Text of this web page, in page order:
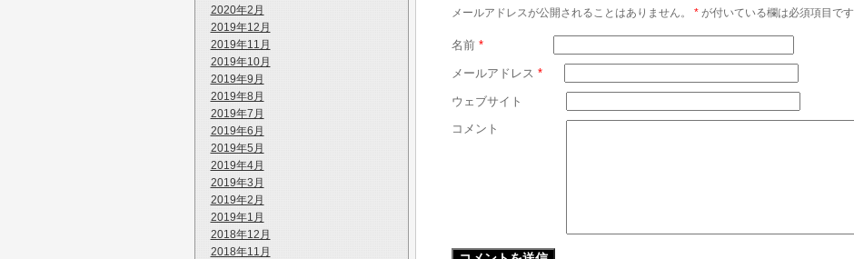
2020年2月
2019年12月
2019年11月
2019年10月
2019年9月
2019年8月
2019年7月
2019年6月
2019年5月
2019年4月
2019年3月
2019年2月
2019年1月
2018年12月
2018年11月
メールアドレスが公開されることはありません。 * が付いている欄は必須項目です
名前 *
メールアドレス *
ウェブサイト
コメント